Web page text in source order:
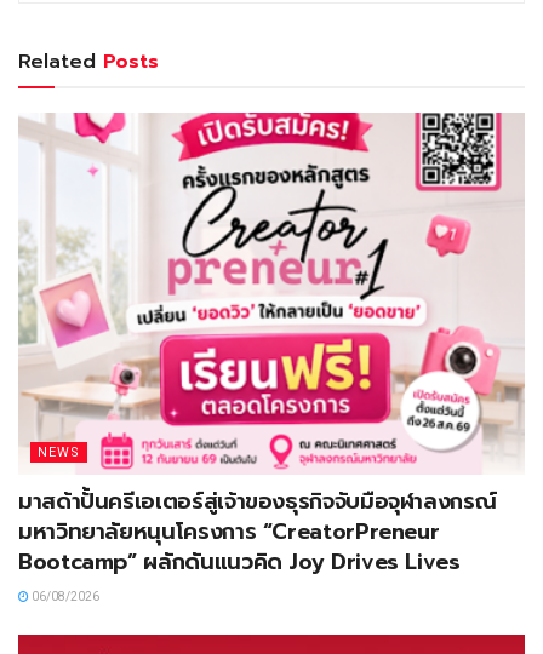
Related Posts
NEWS
มาสด้าปั้นครีเอเตอร์สู่เจ้าของธุรกิจจับมือจุฬาลงกรณ์
มหาวิทยาลัยหนุนโครงการ “CreatorPreneur
Bootcamp” ผลักดันแนวคิด Joy Drives Lives
06/08/2026